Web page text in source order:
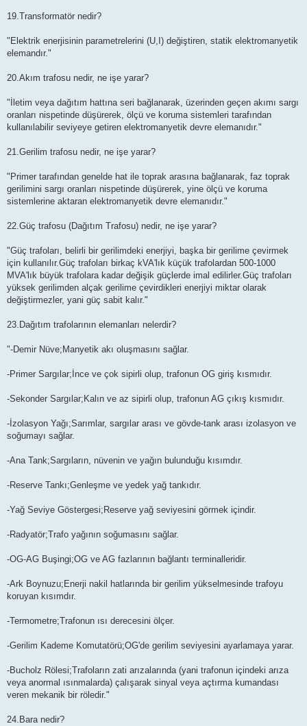
19.Transformatör nedir?
"Elektrik enerjisinin parametrelerini (U,I) değiştiren, statik elektromanyetik
elemandır."
20.Akım trafosu nedir, ne işe yarar?
"İletim veya dağıtım hattına seri bağlanarak, üzerinden geçen akımı sargı
oranları nispetinde düşürerek, ölçü ve koruma sistemleri tarafından
kullanılabilir seviyeye getiren elektromanyetik devre elemanıdır."
21.Gerilim trafosu nedir, ne işe yarar?
"Primer tarafından genelde hat ile toprak arasına bağlanarak, faz toprak
gerilimini sargı oranları nispetinde düşürerek, yine ölçü ve koruma
sistemlerine aktaran elektromanyetik devre elemanıdır."
22.Güç trafosu (Dağıtım Trafosu) nedir, ne işe yarar?
"Güç trafoları, belirli bir gerilimdeki enerjiyi, başka bir gerilime çevirmek
için kullanılır.Güç trafoları birkaç kVA'lık küçük trafolardan 500-1000
MVA'lık büyük trafolara kadar değişik güçlerde imal edilirler.Güç trafoları
yüksek gerilimden alçak gerilime çevirdikleri enerjiyi miktar olarak
değiştirmezler, yani güç sabit kalır."
23.Dağıtım trafolarının elemanları nelerdir?
"-Demir Nüve;Manyetik akı oluşmasını sağlar.
-Primer Sargılar;İnce ve çok sipirli olup, trafonun OG giriş kısmıdır.
-Sekonder Sargılar;Kalın ve az sipirli olup, trafonun AG çıkış kısmıdır.
-İzolasyon Yağı;Sarımlar, sargılar arası ve gövde-tank arası izolasyon ve
soğumayı sağlar.
-Ana Tank;Sargıların, nüvenin ve yağın bulunduğu kısımdır.
-Reserve Tankı;Genleşme ve yedek yağ tankıdır.
-Yağ Seviye Göstergesi;Reserve yağ seviyesini görmek içindir.
-Radyatör;Trafo yağının soğumasını sağlar.
-OG-AG Buşingi;OG ve AG fazlarının bağlantı terminalleridir.
-Ark Boynuzu;Enerji nakil hatlarında bir gerilim yükselmesinde trafoyu
koruyan kısımdır.
-Termometre;Trafonun ısı derecesini ölçer.
-Gerilim Kademe Komutatörü;OG'de gerilim seviyesini ayarlamaya yarar.
-Bucholz Rölesi;Trafoların zati arızalarında (yani trafonun içindeki arıza
veya anormal ısınmalarda) çalışarak sinyal veya açtırma kumandası
veren mekanik bir röledir."
24.Bara nedir?